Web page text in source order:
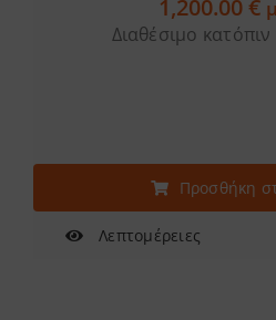
1,200.00€
Διαθέσιμο
Προσθήκη
Λεπτομέρειες